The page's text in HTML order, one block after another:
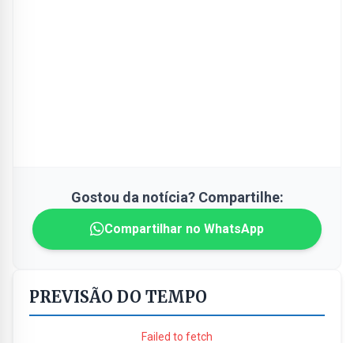
Gostou da notícia? Compartilhe:
Compartilhar no WhatsApp
PREVISÃO DO TEMPO
Failed to fetch